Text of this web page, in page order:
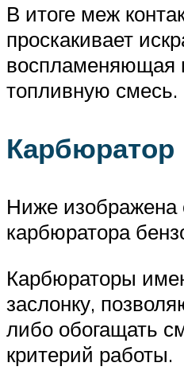
В итоге меж
проскакивает
воспламеняющая
топливную смесь.
Карбюратор
Ниже изображена
карбюратора
Карбюраторы
заслонку,
либо обогащать
критерий работы.